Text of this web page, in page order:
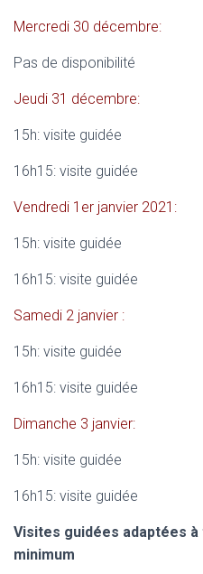
Mercredi 30 décembre:
Pas de disponibilité
Jeudi 31 décembre:
15h: visite guidée
16h15: visite guidée
Vendredi 1er janvier 2021:
15h: visite guidée
16h15: visite guidée
Samedi 2 janvier :
15h: visite guidée
16h15: visite guidée
Dimanche 3 janvier:
15h: visite guidée
16h15: visite guidée
Visites guidées adaptées
minimum